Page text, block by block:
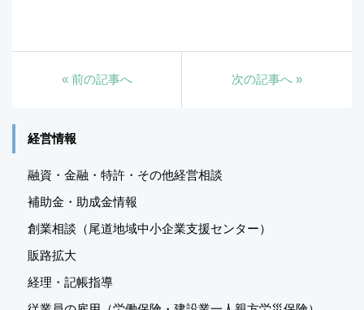
«前の記事へ 次の記事へ »
経営情報
融資・金融・特許・その他経営相談
補助金・助成金情報
創業相談（尾道地域中小企業支援センター）
販路拡大
経理・記帳指導